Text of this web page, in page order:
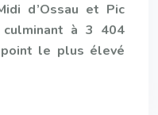
d’Ossau et Pic
culminant à 3 404
le plus élevé